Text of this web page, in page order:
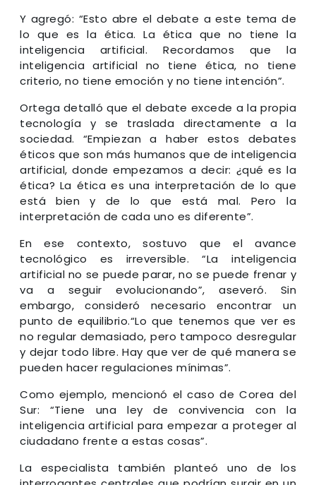
Y agregó: “Esto abre el debate a este tema de
lo que es la ética. La ética que no tiene la
inteligencia artificial. Recordamos que la
inteligencia artificial no tiene ética, no tiene
criterio, no tiene emoción y no tiene intención”.
Ortega detalló que el debate excede a la propia
tecnología y se traslada directamente a la
sociedad. “Empiezan a haber estos debates
éticos que son más humanos que de inteligencia
artificial, donde empezamos a decir: ¿qué es la
ética? La ética es una interpretación de lo que
está bien y de lo que está mal. Pero la
interpretación de cada uno es diferente”.
En ese contexto, sostuvo que el avance
tecnológico es irreversible. “La inteligencia
artificial no se puede parar, no se puede frenar y
va a seguir evolucionando”, aseveró. Sin
embargo, consideró necesario encontrar un
punto de equilibrio.“Lo que tenemos que ver es
no regular demasiado, pero tampoco desregular
y dejar todo libre. Hay que ver de qué manera se
pueden hacer regulaciones mínimas”.
Como ejemplo, mencionó el caso de Corea del
Sur: “Tiene una ley de convivencia con la
inteligencia artificial para empezar a proteger al
ciudadano frente a estas cosas”.
La especialista también planteó uno de los